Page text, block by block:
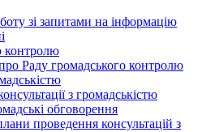
зі запитами на інформацію
контролю
Раду громадського контролю
з громадськістю
обговорення
проведення консультацій з